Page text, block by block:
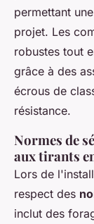
permettant une
projet. Les
robustes tout
grâce à des
écrous de
résistance.
Normes de
aux tirants
Lors de
respect des
inclut des